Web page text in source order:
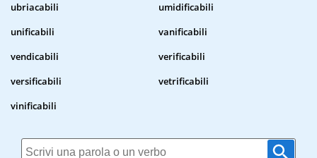
ubriacabili
umidificabili
unificabili
vanificabili
vendicabili
verificabili
versificabili
vetrificabili
vinificabili